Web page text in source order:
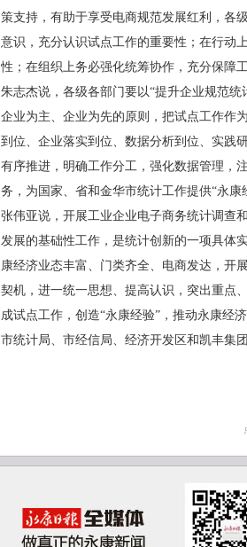
策支持，有助于享受电商规范发展红利，各
意识，充分认识试点工作的重要性；在行动
性；在组织上务必强化统筹协作，充分保障
朱志杰说，各级各部门要以“提升企业规范
企业为主、企业为先的原则，把试点工作作
到位、企业落实到位、数据分析到位、实践
有序推进，明确工作分工，强化数据管理，
务，为国家、省和金华市统计工作提供“永康
张伟亚说，开展工业企业电子商务统计调查
发展的基础性工作，是统计创新的一项具体
康经济业态丰富、门类齐全、电商发达，开
契机，进一统一思想、提高认识，突出重点
成试点工作，创造“永康经验”，推动永康经济
市统计局、市经信局、经济开发区和凯丰集